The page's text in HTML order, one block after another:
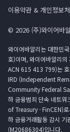
이용약관 & 개인정보
© 2026 (주)와이어바
와이어바알리는 대한민
호)이며, 와이어바알리
ACN 615 413 799)는 호
IRD (Independent
Community Federal
하 금융범죄 단속 네트
of Treasury · FinCEN)
하 금융거래활동 감시 기
(M20686304)입니다.